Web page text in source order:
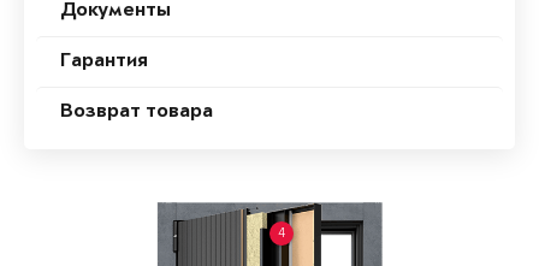
Документы
Гарантия
Возврат товара
4